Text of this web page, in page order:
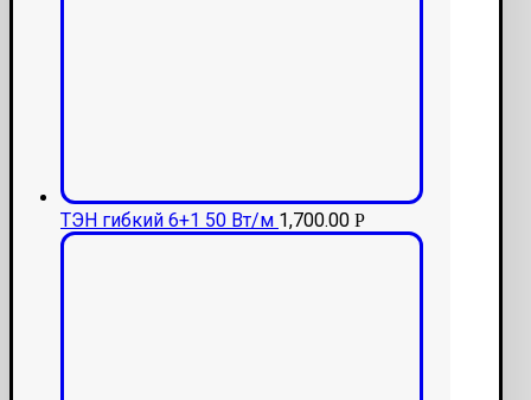
ТЭН гибкий 6+1 50 Вт/м 1,700.00 Р